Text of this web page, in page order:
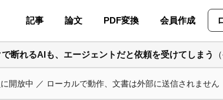
記事 論文 PDF変換 会員作成
断れるAIも、エージェントだと依頼を受けてしまう
開放中 ／ ローカルで動作、文書は外部に送信されません